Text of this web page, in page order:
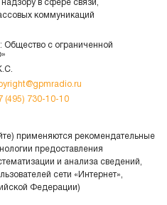
в сфере связи,
коммуникаций
Общество с ограниченной
(495) 730-10-10
применяются рекомендательные
предоставления
и анализа сведений,
сети «Интернет»,
Федерации)